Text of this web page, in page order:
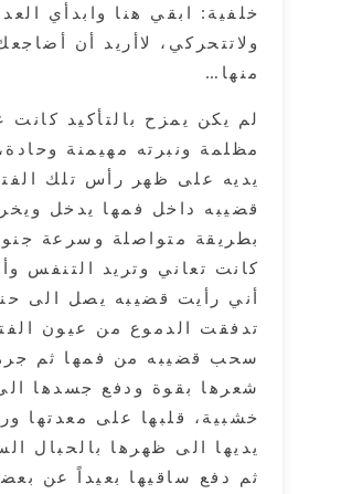
خلفية: ابقي هنا وابدأي العد
ولاتتحركي، لاأريد أن أضاجعك بدلاً
لم يكن يمزح بالتأكيد كانت عيناه
مظلمة ونبرته مهيمنة وحادة، ضغط
يديه على ظهر رأس تلك الفتاة،
قضيبه داخل فمها يدخل ويخرج
بطريقة متواصلة وسرعة جنونية،
كانت تعاني وتريد التنفس وأقسم
أني رأيت قضيبه يصل الى حنجرتها،
تدفقت الدموع من عيون الفتاة،
سحب قضيبه من فمها ثم جرها من
شعرها بقوة ودفع جسدها الى
خشبية، قلبها على معدتها وربط
يديها الى ظهرها بالحبال السميكة
ثم دفع ساقيها بعيداً عن بعضها